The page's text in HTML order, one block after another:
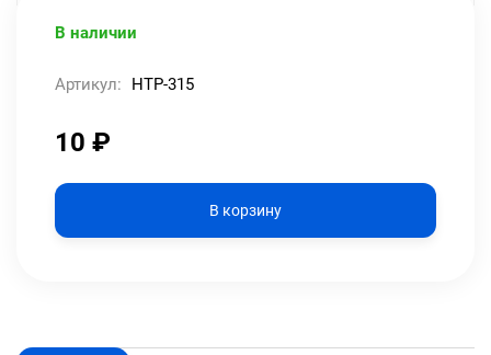
В наличии
Артикул: HTP-315
10 ₽
В корзину